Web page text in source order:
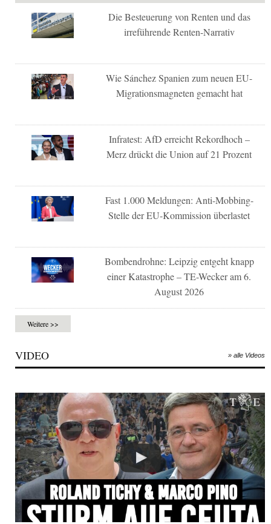
Die Besteuerung von Renten und das
irreführende Renten-Narrativ
Wie Sánchez Spanien zum neuen EU-
Migrationsmagneten gemacht hat
Infratest: AfD erreicht Rekordhoch –
Merz drückt die Union auf 21 Prozent
Fast 1.000 Meldungen: Anti-Mobbing-
Stelle der EU-Kommission überlastet
Bombendrohne: Leipzig entgeht knapp
einer Katastrophe – TE-Wecker am 6.
August 2026
Weitere >>
VIDEO » alle Videos